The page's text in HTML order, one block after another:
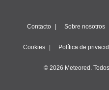
Contacto Sobre nosotros
Cookies Política de
© 2026 Meteored.